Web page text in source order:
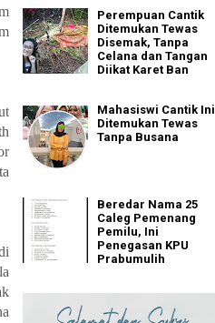
Perempuan Cantik
Ditemukan Tewas
Disemak, Tanpa
Celana dan Tangan
Diikat Karet Ban
Mahasiswi Cantik Ini
Ditemukan Tewas
Tanpa Busana
Beredar Nama 25
Caleg Pemenang
Pemilu, Ini
Penegasan KPU
Prabumulih